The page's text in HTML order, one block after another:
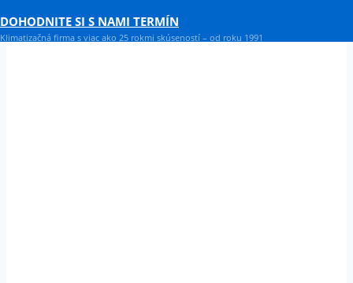
DOHODNITE SI S NAMI TERMÍN
Klimatizačná firma s viac ako 25 rokmi skúseností – od roku 1991